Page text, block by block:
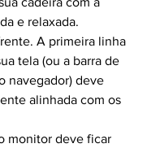
e relaxada.
A primeira linha
tela (ou a barra de
navegador) deve
alinhada com os
monitor deve ficar